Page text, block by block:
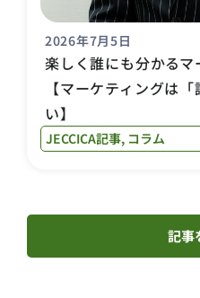
2026年7月5日
楽しく誰にも分かる
【マーケティングは
い】
JECCICA記事, コラム
記事